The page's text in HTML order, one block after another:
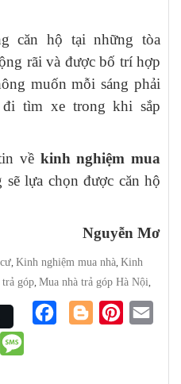
căn hộ tại những tòa
rãi và được bố trí hợp
muốn mỗi sáng phải
tìm xe trong khi sắp
về kinh nghiệm mua
sẽ lựa chọn được căn hộ
Nguyễn Mơ
, Kinh nghiệm mua nhà, Kinh
trả góp, Mua nhà trả góp Hà Nội,
FacebookBloggerPinterest
Messenger